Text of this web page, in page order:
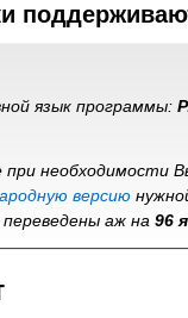
язык программы:
при необходимости
версию
аж на96